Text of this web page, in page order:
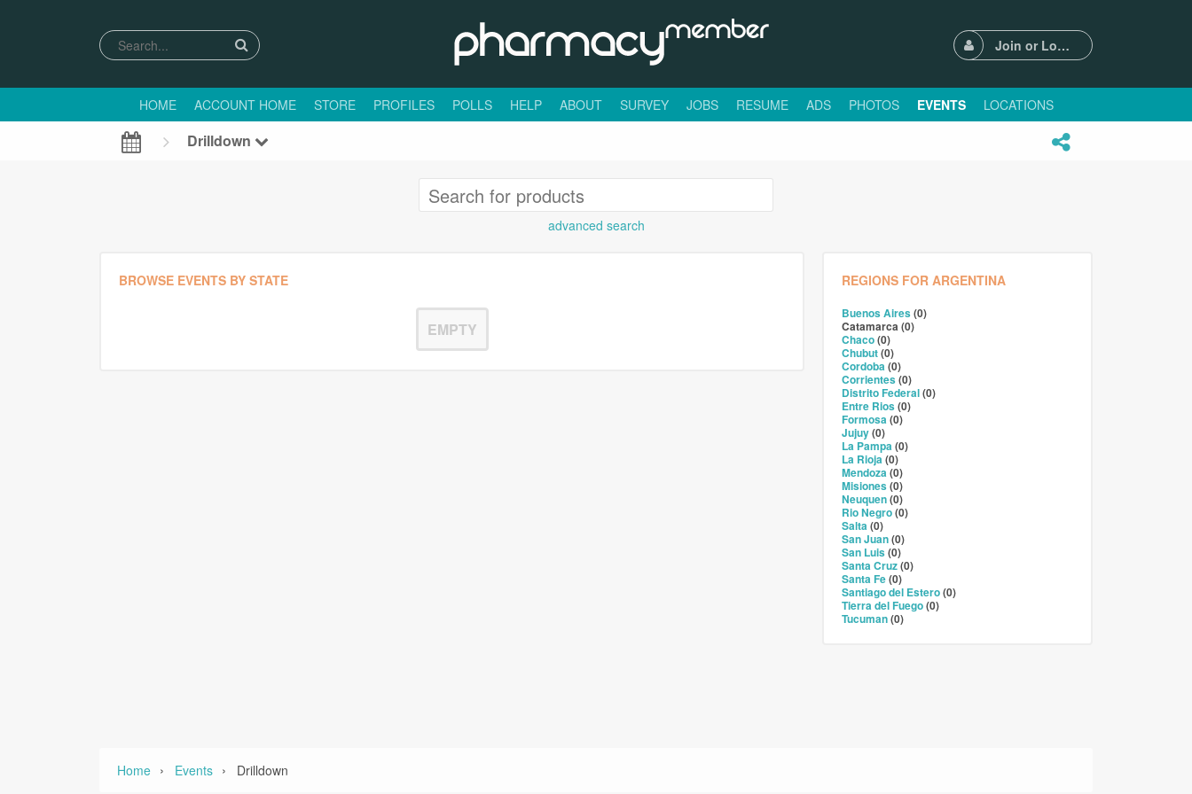
Join or Login
HOME ACCOUNT HOME STORE PROFILES POLLS HELP ABOUT SURVEY JOBS RESUME ADS PHOTOS EVENTS LOCATIONS
Drilldown
advanced search
BROWSE EVENTS BY STATE
EMPTY
REGIONS FOR ARGENTINA
Buenos Aires(0)
Catamarca (0)
Chaco(0)
Chubut(0)
Cordoba(0)
Corrientes(0)
Distrito Federal(0)
Entre Rios(0)
Formosa(0)
Jujuy(0)
La Pampa(0)
La Rioja(0)
Mendoza(0)
Misiones(0)
Neuquen(0)
Rio Negro(0)
Salta(0)
San Juan(0)
San Luis(0)
Santa Cruz(0)
Santa Fe(0)
Santiago del Estero(0)
Tierra del Fuego(0)
Tucuman(0)
Home › Events › Drilldown